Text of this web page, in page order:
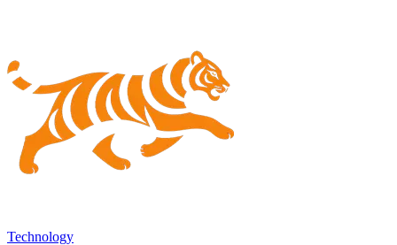
Technology